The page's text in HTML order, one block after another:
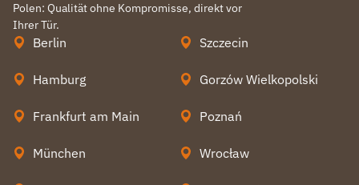
Polen: Qualität ohne Kompromisse, direkt vor
Ihrer Tür.
Berlin
Hamburg
Frankfurt am Main
München
Szczecin
Gorzów Wielkopolski
Poznań
Wrocław